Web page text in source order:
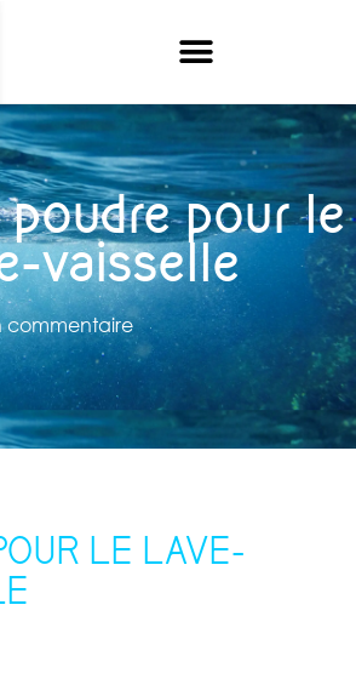
pour le
vaisselle
commentaire
LE LAVE-